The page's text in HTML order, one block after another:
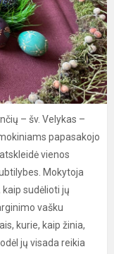
– šv. Velykas –
papasakojo
vienos
Mokytoja
sudėlioti jų
vašku
kurie, kaip žinia,
jų visada reikia